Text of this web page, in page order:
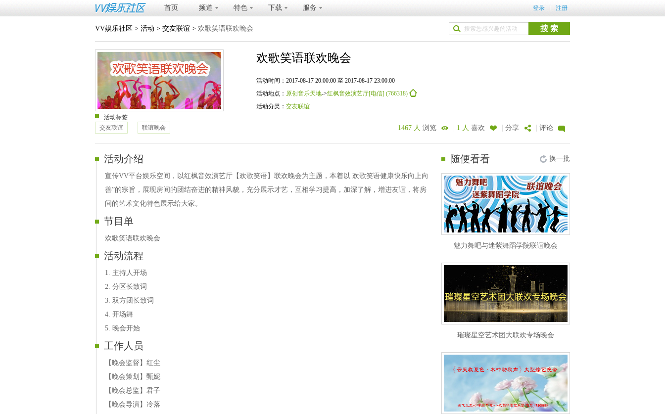
首页 频道 特色 下载 服务 登录 注册
VV娱乐社区 > 活动 > 交友联谊 > 欢歌笑语联欢晚会
欢歌笑语联欢晚会
活动时间：2017-08-17 20:00:00 至 2017-08-17 23:00:00
活动地点： 原创音乐天地->红枫音效演艺厅[电信] (766318)
活动分类： 交友联谊
活动标签
交友联谊
联谊晚会 1467 人 浏览 | 1 人 喜欢 | 分享 | 评论
活动介绍
宣传VV平台娱乐空间，以红枫音效演艺厅【欢歌笑语】联欢晚会为主题，本着以 欢歌笑语健康快乐向上向
善”的宗旨，展现房间的团结奋进的精神风貌，充分展示才艺，互相学习提高，加深了解，增进友谊，将房
间的艺术文化特色展示给大家。
节目单
欢歌笑语联欢晚会
活动流程
1. 主持人开场
2. 分区长致词
3. 双方团长致词
4. 开场舞
5. 晚会开始
工作人员
【晚会监督】红尘
【晚会策划】甄妮
【晚会总监】君子
【晚会导演】冷落
随便看看 换一批
魅力舞吧与迷紫舞蹈学院联谊晚会
璀璨星空艺术团大联欢专场晚会